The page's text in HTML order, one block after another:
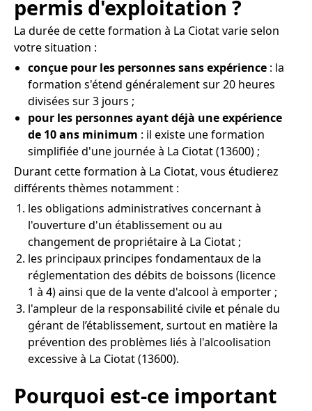
permis d'exploitation ?
La durée de cette formation à La Ciotat varie selon
votre situation :
conçue pour les personnes sans expérience : la
formation s'étend généralement sur 20 heures
divisées sur 3 jours ;
pour les personnes ayant déjà une expérience
de 10 ans minimum : il existe une formation
simplifiée d'une journée à La Ciotat (13600) ;
Durant cette formation à La Ciotat, vous étudierez
différents thèmes notamment :
les obligations administratives concernant à
l'ouverture d'un établissement ou au
changement de propriétaire à La Ciotat ;
les principaux principes fondamentaux de la
réglementation des débits de boissons (licence
1 à 4) ainsi que de la vente d'alcool à emporter ;
l'ampleur de la responsabilité civile et pénale du
gérant de l’établissement, surtout en matière la
prévention des problèmes liés à l'alcoolisation
excessive à La Ciotat (13600).
Pourquoi est-ce important